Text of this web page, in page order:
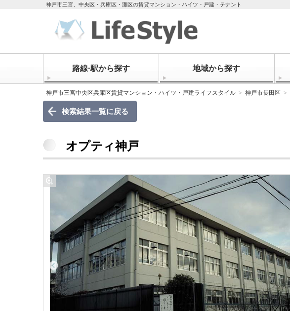
神戸市三宮、中央区・兵庫区・灘区の賃貸マンション・ハイツ・戸建・テナント
路線·駅から探す 地域から探す
神戸市三宮中央区兵庫区賃貸マンション・ハイツ・戸建ライフスタイル 神戸市長田区
検索結果一覧に戻る
オプティ神戸